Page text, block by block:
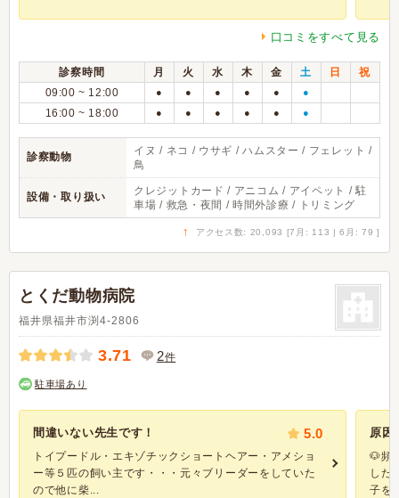
口コミをすべて見る
診察時間 月 火 水 木 金 土 日
祝
09:00 ~ 12:00
● ● ● ● ● ●
16:00 ~ 18:00 ● ● ● ● ● ●
診察動物
イヌ / ネコ / ウサギ / ハムスター / フェレット /
鳥
設備・取り扱い
クレジットカード / アニコム / アイペット / 駐
車場 / 救急・夜間 / 時間外診療 / トリミング
↑ アクセス数: 20,093 [7月: 113 | 6月: 79 ]
とくだ動物病院
福井県福井市渕4-2806
3.71 2件
駐車場あり
間違いない先生です！ 5.0
トイプードル・エキゾチックショートヘアー・アメショ
ー等５匹の飼い主です・・・元々ブリーダーをしていた
ので他に柴...
原因
🐶頻
した
子を